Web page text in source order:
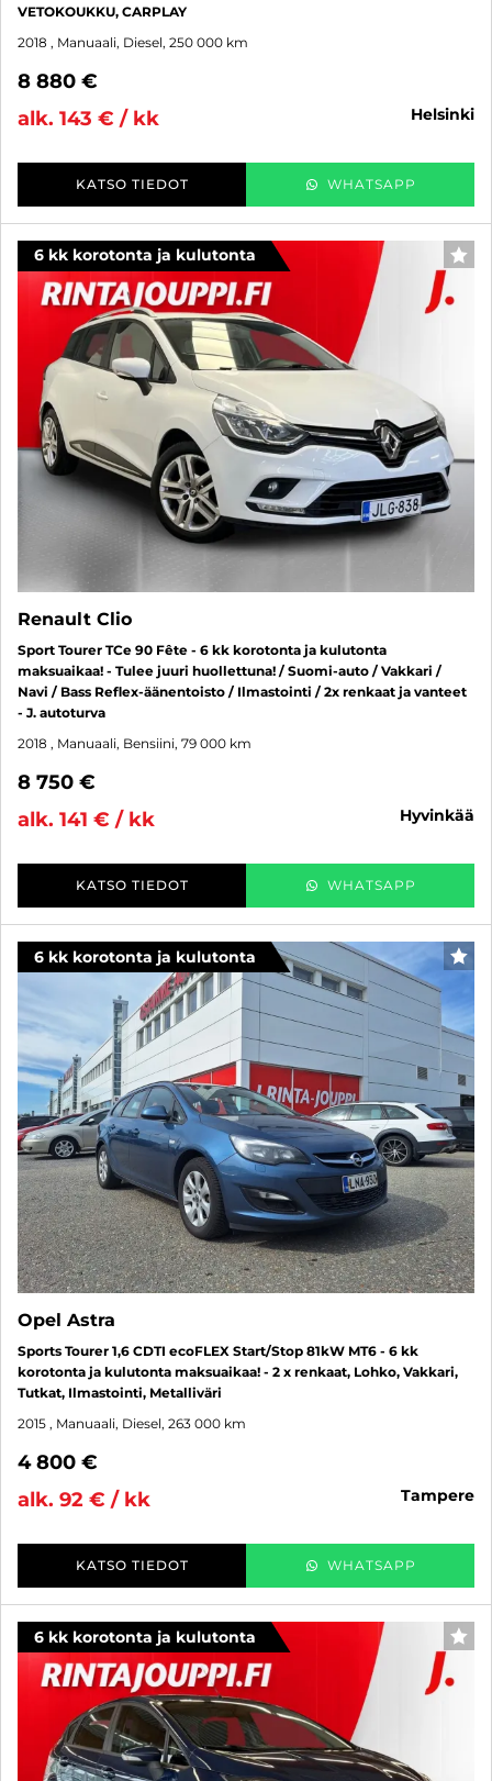
VETOKOUKKU, CARPLAY
2018 , Manuaali, Diesel, 250 000 km
8 880 €
alk. 143 € / kk
helsinki
KATSO TIEDOT WHATSAPP
6 kk korotonta ja kulutonta
Renault Clio
Sport Tourer TCe 90 Fête - 6 kk korotonta ja kulutonta
maksuaikaa! - Tulee juuri huollettuna! / Suomi-auto / Vakkari /
Navi / Bass Reflex-äänentoisto / Ilmastointi / 2x renkaat ja vanteet
- J. autoturva
2018 , Manuaali, Bensiini, 79 000 km
8 750 €
alk. 141 € / kk
hyvinkää
KATSO TIEDOT WHATSAPP
6 kk korotonta ja kulutonta
Opel Astra
Sports Tourer 1,6 CDTI ecoFLEX Start/Stop 81kW MT6 - 6 kk
korotonta ja kulutonta maksuaikaa! - 2 x renkaat, Lohko, Vakkari,
Tutkat, Ilmastointi, Metalliväri
2015 , Manuaali, Diesel, 263 000 km
4 800 €
alk. 92 € / kk
tampere
KATSO TIEDOT WHATSAPP
6 kk korotonta ja kulutonta